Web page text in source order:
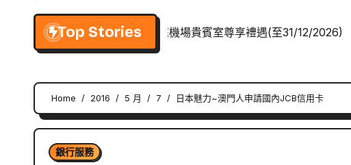
Top Stories
【BCM】環亞優逸庭機場貴賓室尊享禮遇(至31/12/2026)
Home 2016 5 月 7 日本魅力~澳門人申請國內JCB信用卡
銀行服務